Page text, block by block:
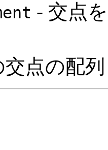
- 交点
点の配列